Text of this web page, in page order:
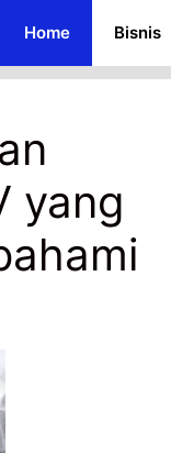
Home Bisnis
yang